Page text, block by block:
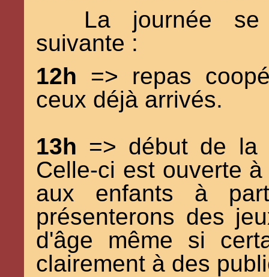
La journée
suivante :
12h => repas
ceux déjà arrivés.
13h => début de la
Celle-ci est ouverte
aux enfants à
présenterons des
d'âge même si
clairement à des